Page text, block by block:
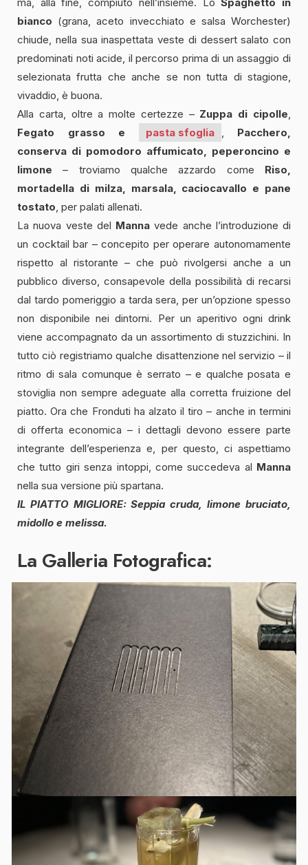
bianco (grana, aceto invecchiato e salsa Worchester)
chiude, nella sua inaspettata veste di dessert salato con
predominati noti acide, il percorso prima di un assaggio di
selezionata frutta che anche se non tutta di stagione,
vivaddio, è buona.
Alla carta, oltre a molte certezze – Zuppa di cipolle,
Fegato grasso e
pasta sfoglia , Pacchero,
conserva di pomodoro affumicato, peperoncino e
limone – troviamo qualche azzardo come Riso,
mortadella di milza, marsala, caciocavallo e pane
tostato, per palati allenati.
La nuova veste del Manna vede anche l’introduzione di
un cocktail bar – concepito per operare autonomamente
rispetto al ristorante – che può rivolgersi anche a un
pubblico diverso, consapevole della possibilità di recarsi
dal tardo pomeriggio a tarda sera, per un’opzione spesso
non disponibile nei dintorni. Per un aperitivo ogni drink
viene accompagnato da un assortimento di stuzzichini. In
tutto ciò registriamo qualche disattenzione nel servizio – il
ritmo di sala comunque è serrato – e qualche posata e
stoviglia non sempre adeguate alla corretta fruizione del
piatto. Ora che Fronduti ha alzato il tiro – anche in termini
di offerta economica – i dettagli devono essere parte
integrante dell’esperienza e, per questo, ci aspettiamo
che tutto giri senza intoppi, come succedeva al Manna
nella sua versione più spartana.
IL PIATTO MIGLIORE: Seppia cruda, limone bruciato,
midollo e melissa.
La Galleria Fotografica: